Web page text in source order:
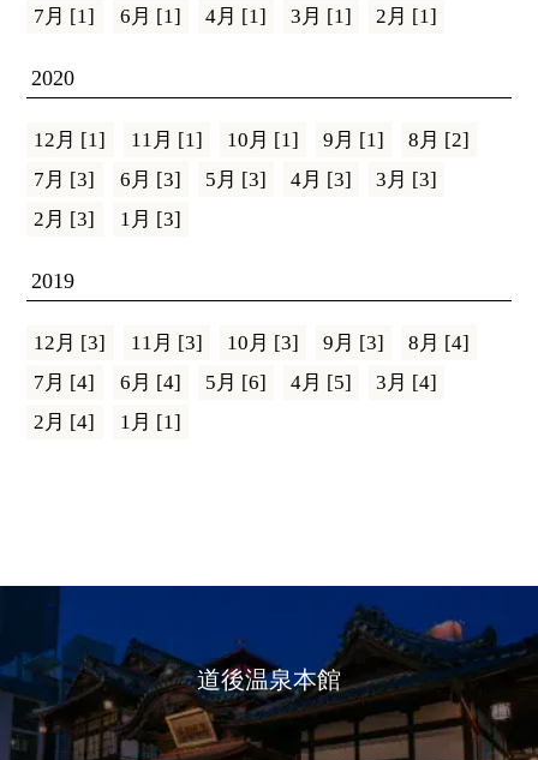
7月 [1]
6月 [1] 4月 [1] 3月 [1] 2月 [1]
2020
12月 [1] 11月 [1] 10月 [1] 9月 [1]
8月 [2]
7月 [3]
6月 [3] 5月 [3] 4月 [3]
3月 [3]
2月 [3]
1月 [3]
2019
12月 [3] 11月 [3] 10月 [3] 9月 [3]
8月 [4]
7月 [4]
6月 [4] 5月 [6] 4月 [5]
3月 [4]
2月 [4]
1月 [1]
道後温泉本館